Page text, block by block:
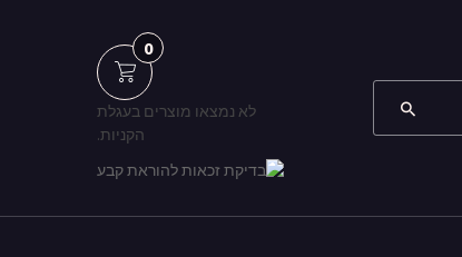
0
לא נמצאו מוצרים בעגלת
הקניות.